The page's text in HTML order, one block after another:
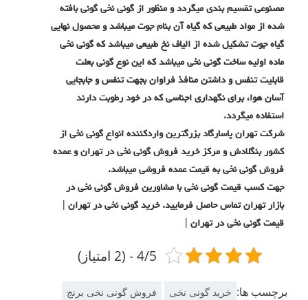
مصنوعی تقسیم بندی میگردد و منظور از گونی نخی گونی بافته
شده از مواد طبیعی که گیاه آن بنام جوت میباشد و محصول نهایی
گیاه جوت تشکیل شده از الیاف نخ طبیعی میباشد که گونی نخی
ماده اولیه ساخت گونی نخی میباشد که این نوع گونی بعلت
قابلیت تنفس و داشتن منافذ فراوان بجهت تنفس و جابجایی
آسان هوا، برای نگهداری اجناسی که در خود رطوبت دارند
استفاده میگردد.
شرکت تهران پاسارگاد بزرگترین واردکننده انواع گونی نخی از
کشور بنگلادش و مرکز خرید فروش گونی نخی در تهران و عمده
فروش گونی نخی به قیمت عمده فروشی میباشد.
جهت کسب قیمت گونی نخی با مشاورین فروش گونی نخی در
بازار تهران تماس حاصل فرمایید. خرید گونی نخی در تهران |
قیمت گونی نخی در تهران |
4/5 - (2 امتیاز)
برچسب ها: خرید گونی نخی فروش گونی نخی برنج